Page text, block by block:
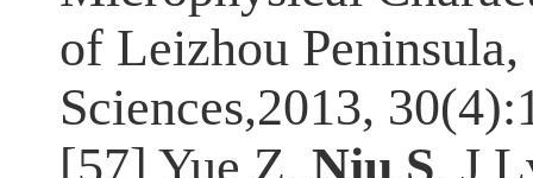
of Leizhou
Sciences,2013,